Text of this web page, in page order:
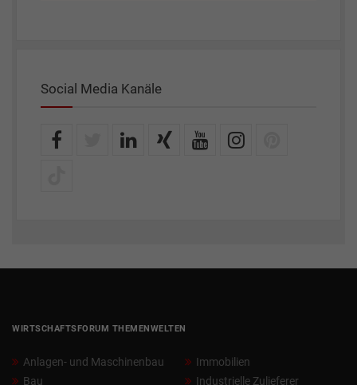
Social Media Kanäle
WIRTSCHAFTSFORUM THEMENWELTEN
Anlagen- und Maschinenbau
Bau
Immobilien
Industrielle Zulieferer